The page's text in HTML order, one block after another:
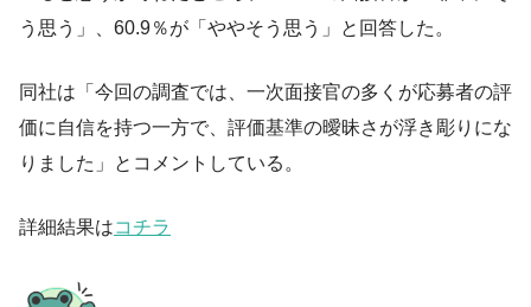
う思う」、60.9％が「ややそう思う」と回答した。
同社は「今回の調査では、一次面接官の多くが応募者の評
価に自信を持つ一方で、評価基準の曖昧さが浮き彫りにな
りました」とコメントしている。
詳細結果はコチラ